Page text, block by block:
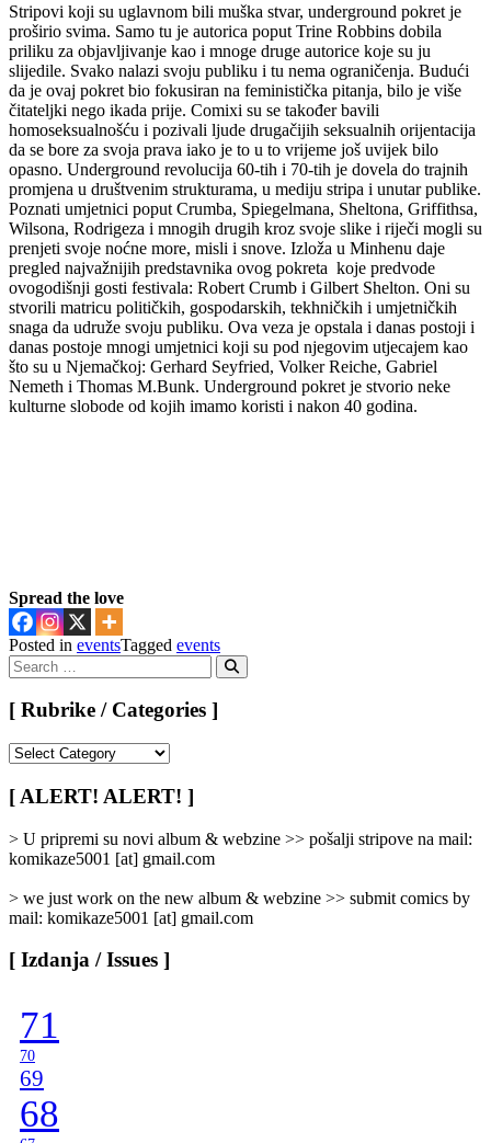
Stripovi koji su uglavnom bili muška stvar, underground pokret je
proširio svima. Samo tu je autorica poput Trine Robbins dobila
priliku za objavljivanje kao i mnoge druge autorice koje su ju
slijedile. Svako nalazi svoju publiku i tu nema ograničenja. Budući
da je ovaj pokret bio fokusiran na feministička pitanja, bilo je više
čitateljki nego ikada prije. Comixi su se također bavili
homoseksualnošću i pozivali ljude drugačijih seksualnih orijentacija
da se bore za svoja prava iako je to u to vrijeme još uvijek bilo
opasno. Underground revolucija 60-tih i 70-tih je dovela do trajnih
promjena u društvenim strukturama, u mediju stripa i unutar publike.
Poznati umjetnici poput Crumba, Spiegelmana, Sheltona, Griffithsa,
Wilsona, Rodrigeza i mnogih drugih kroz svoje slike i riječi mogli su
prenjeti svoje noćne more, misli i snove. Izloža u Minhenu daje
pregled najvažnijih predstavnika ovog pokreta koje predvode
ovogodišnji gosti festivala: Robert Crumb i Gilbert Shelton. Oni su
stvorili matricu političkih, gospodarskih, tekhničkih i umjetničkih
snaga da udruže svoju publiku. Ova veza je opstala i danas postoji i
danas postoje mnogi umjetnici koji su pod njegovim utjecajem kao
što su u Njemačkoj: Gerhard Seyfried, Volker Reiche, Gabriel
Nemeth i Thomas M.Bunk. Underground pokret je stvorio neke
kulturne slobode od kojih imamo koristi i nakon 40 godina.
Spread the love
Posted in eventsTagged events
Search
for:
Search
[ Rubrike / Categories ]
/
Categories
[ ALERT! ALERT! ]
> U pripremi su novi album & webzine >> pošalji stripove na mail:
komikaze5001 [at] gmail.com
> we just work on the new album & webzine >> submit comics by
mail: komikaze5001 [at] gmail.com
[ Izdanja / Issues ]
71
70
69
68